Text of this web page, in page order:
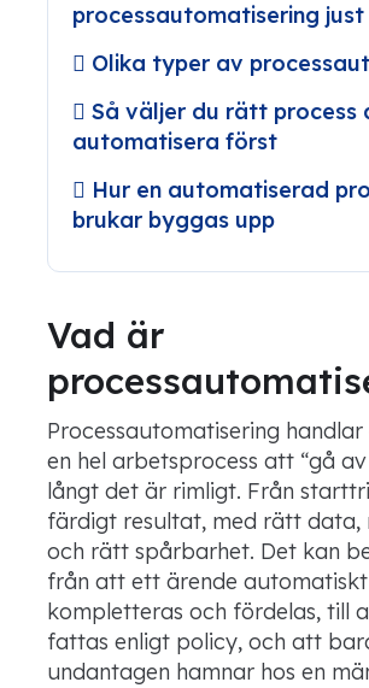
processautomatisering just
Olika typer av
Så väljer du rätt process
automatisera först
Hur en automatiserad
brukar byggas upp
Vad är
Processautomatisering
en hel arbetsprocess att “gå av
långt det är rimligt. Från
färdigt resultat, med rätt data,
och rätt spårbarhet. Det kan
från att ett ärende
kompletteras och fördelas, till
fattas enligt policy, och att
undantagen hamnar hos en